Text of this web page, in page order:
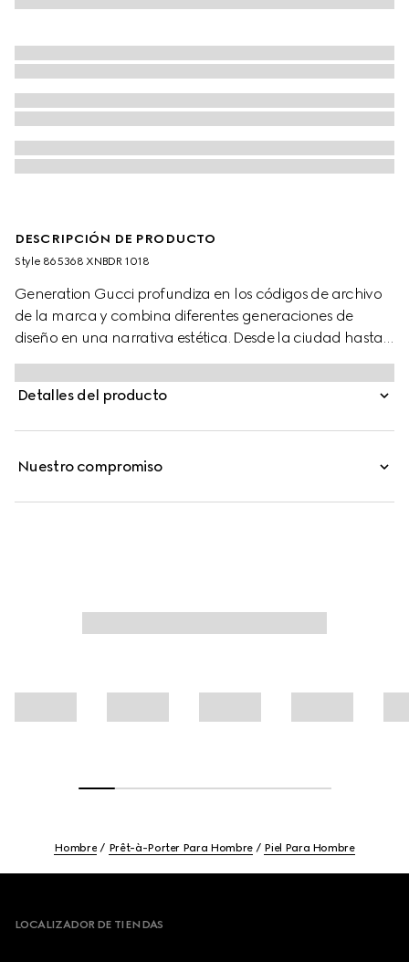
DESCRIPCIÓN DE PRODUCTO
Style ‎865368 XNBDR 1018
Generation Gucci profundiza en los códigos de archivo
de la marca y combina diferentes generaciones de
diseño en una narrativa estética. Desde la ciudad hasta
las escapadas a climas cálidos, la ready-to-wear
canaliza la huida urbana a través de una lente refinada.
Esta chaqueta de piel granulada con cremallera se
cremallera con Gucci en relieve.
Detalles del producto
Nuestro compromiso
Hombre Prêt-à-Porter Para Hombre Piel Para Hombre
LOCALIZADOR DE TIENDAS